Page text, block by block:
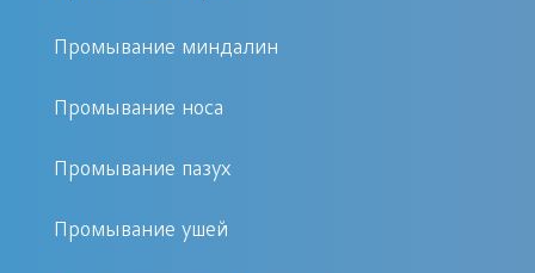
гнойные выделения из полости
интенсивное носовое
кровотечение.
проблемы со слухом.
Промывание миндалин
Промывание носа
Промывание пазух
Промывание ушей